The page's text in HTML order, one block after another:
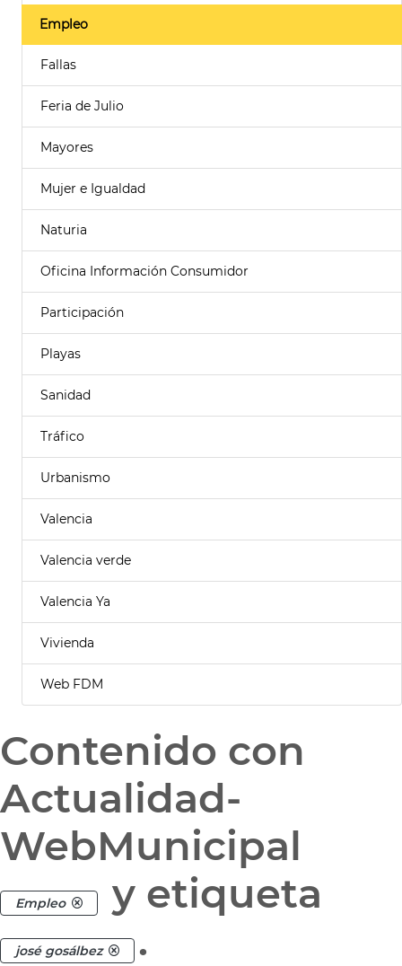
Empleo
Fallas
Feria de Julio
Mayores
Mujer e Igualdad
Naturia
Oficina Información Consumidor
Participación
Playas
Sanidad
Tráfico
Urbanismo
Valencia
Valencia verde
Valencia Ya
Vivienda
Web FDM
Contenido con
Actualidad-
WebMunicipal
Empleo y etiqueta
josé gosálbez .